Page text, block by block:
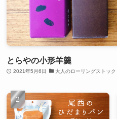
とらやの小形羊羹
2021年5月6日 大人のローリングストック